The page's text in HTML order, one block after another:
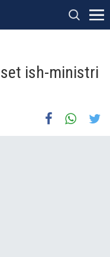
ish-ministri